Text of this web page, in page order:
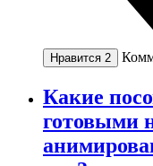
Нравится 2
Какие
готовыми